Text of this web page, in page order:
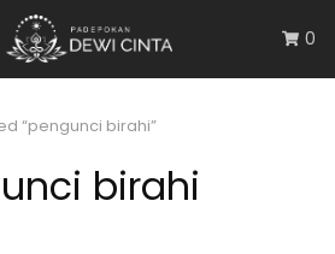
0
“pengunci birahi”
birahi